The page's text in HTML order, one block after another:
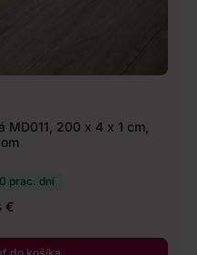
200 x 4 x 1 cm,
prac. dní
€